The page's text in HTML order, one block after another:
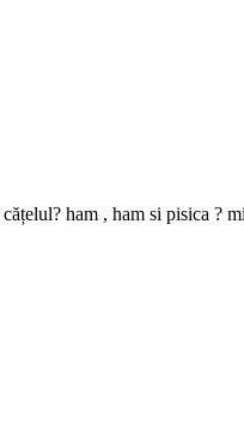
ham , ham si pisica ?